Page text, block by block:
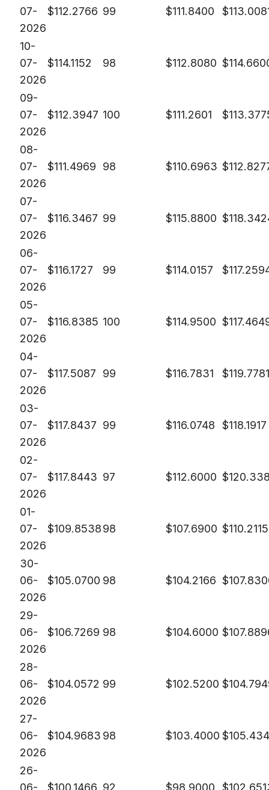
07-
2026
$112.2766 99 $111.8400 $
10-
07-
2026
$114.1152 98 $112.8080 $
09-
07-
2026
$112.3947 100 $111.2601 $
08-
07-
2026
$111.4969 98 $110.6963 $
07-
07-
2026
$116.3467 99 $115.8800 $
06-
07-
2026
$116.1727 99 $114.0157 $
05-
07-
2026
$116.8385 100 $114.9500 $
04-
07-
2026
$117.5087 99 $116.7831 $119.7781
03-
07-
2026
$117.8437 99 $116.0748 $118.1917
02-
07-
2026
$117.8443 97 $112.6000 $
01-
07-
2026
$109.853898 $107.6900 $110.2115
30-
06-
2026
$105.0700 98 $104.2166 $
29-
06-
2026
$106.7269 98 $104.6000 $
28-
06-
2026
$104.0572 99 $102.5200 $
27-
06-
2026
$104.9683 98 $103.4000 $
26-
06-
$100.1466 92 $98.9000 $